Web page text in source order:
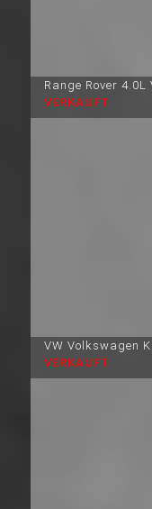
Range Rover 4.0L
VERKAUFT
VW Volkswagen
VERKAUFT